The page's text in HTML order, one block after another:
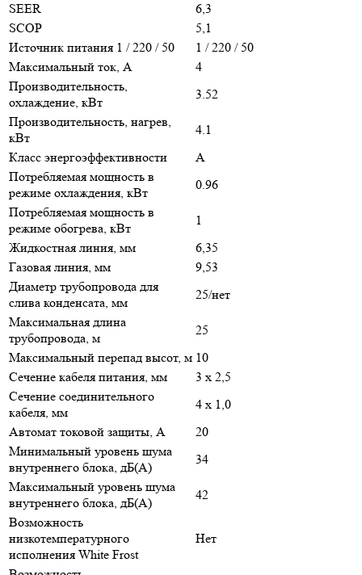
SEER
6,3
SCOP
5,1
Источник питания 1 / 220 / 50
1 / 220 / 50
Максимальный ток, А
4
Производительность,
охлаждение, кВт
3.52
Производительность, нагрев,
кВт
4.1
Класс энергоэффективности
A
Потребляемая мощность в
режиме охлаждения, кВт
0.96
Потребляемая мощность в
режиме обогрева, кВт
1
Жидкостная линия, мм
6,35
Газовая линия, мм
9,53
Диаметр трубопровода для
слива конденсата, мм
25/нет
Максимальная длина
трубопровода, м
25
Максимальный перепад высот, м 10
Сечение кабеля питания, мм
3 х 2,5
Сечение соединительного
кабеля, мм
4 х 1,0
Автомат токовой защиты, A
20
Минимальный уровень шума
внутреннего блока, дБ(А)
34
Максимальный уровень шума
внутреннего блока, дБ(А)
42
Возможность
низкотемпературного
исполнения White Frost
Нет